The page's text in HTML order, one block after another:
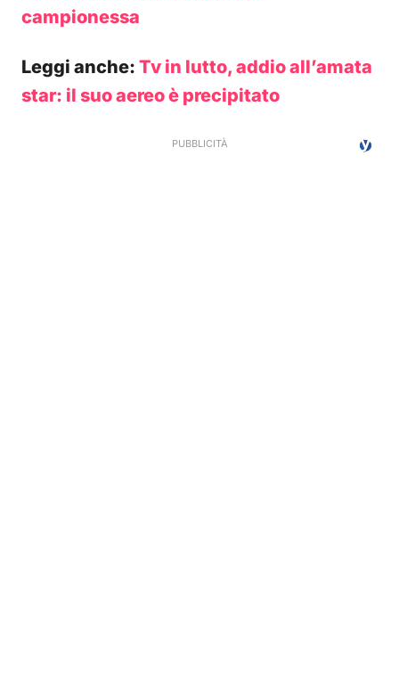
campionessa
Leggi anche: Tv in lutto, addio all’amata
star: il suo aereo è precipitato